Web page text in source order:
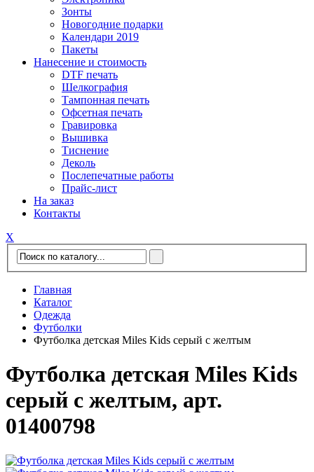
Зонты
Новогодние подарки
Календари 2019
Пакеты
Нанесение и стоимость
DTF печать
Шелкография
Тампонная печать
Офсетная печать
Гравировка
Вышивка
Тиснение
Деколь
Послепечатные работы
Прайс-лист
На заказ
Контакты
Х
Главная
Каталог
Одежда
Футболки
Футболка детская Miles Kids серый с желтым
Футболка детская Miles Kids
серый с желтым, арт.
01400798